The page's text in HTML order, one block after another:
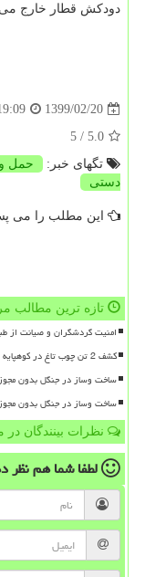
دودکش قطار خارج
1399/02/20
5.0
/ 5
تگهای خبر:
حمل
دستی
این مطلب را می
تازه ترین مطالب
امنیت گردشگران و صیانت از
کشف 2 تن چوب تاغ در کوهپایه اصفهان طی 24 ساعت اخیر 8 نفر دستگیر شدند
ساخت وساز در جنگل بدون
ساخت وساز در جنگل بدون
نظرات بینندگان
لطفا شما همنظر